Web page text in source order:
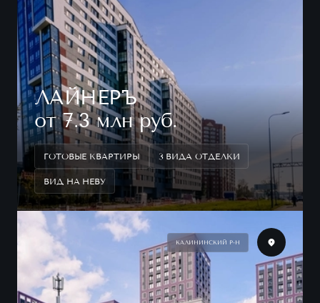
ЛАЙНЕРЪ
от 7.3 млн руб.
ГОТОВЫЕ КВАРТИРЫ 3 ВИДА ОТДЕЛКИ
ВИД НА НЕВУ
КАЛИНИНСКИЙ Р-Н